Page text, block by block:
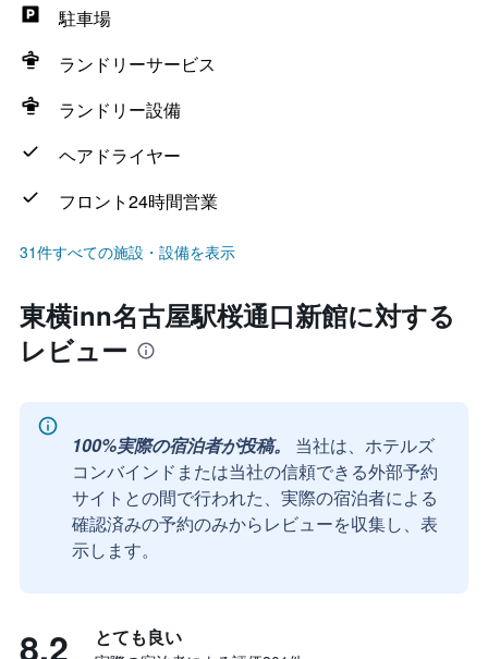
駐車場
ランドリーサービス
ランドリー設備
ヘアドライヤー
フロント24時間営業
31件すべての施設・設備を表示
東横inn名古屋駅桜通口新館に対する
レビュー
100%実際の宿泊者が投稿。
当社は、ホテルズ
コンバインドまたは当社の信頼できる外部予約
サイトとの間で行われた、実際の宿泊者による
確認済みの予約のみからレビューを収集し、表
示します。
8.2 とても良い